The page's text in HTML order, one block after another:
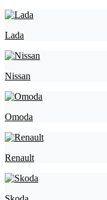
Lada
Nissan
Omoda
Renault